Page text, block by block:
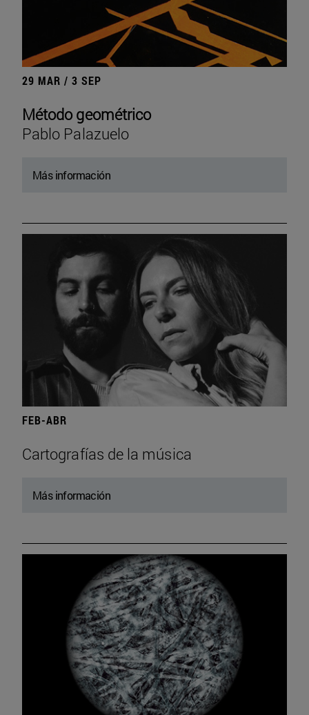
29 MAR / 3 SEP
Método geométrico
Pablo Palazuelo
Más información
FEB-ABR
Cartografías de la música
Más información